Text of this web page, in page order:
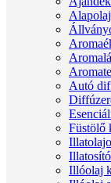
Autó
Füstölő
Illóolaj